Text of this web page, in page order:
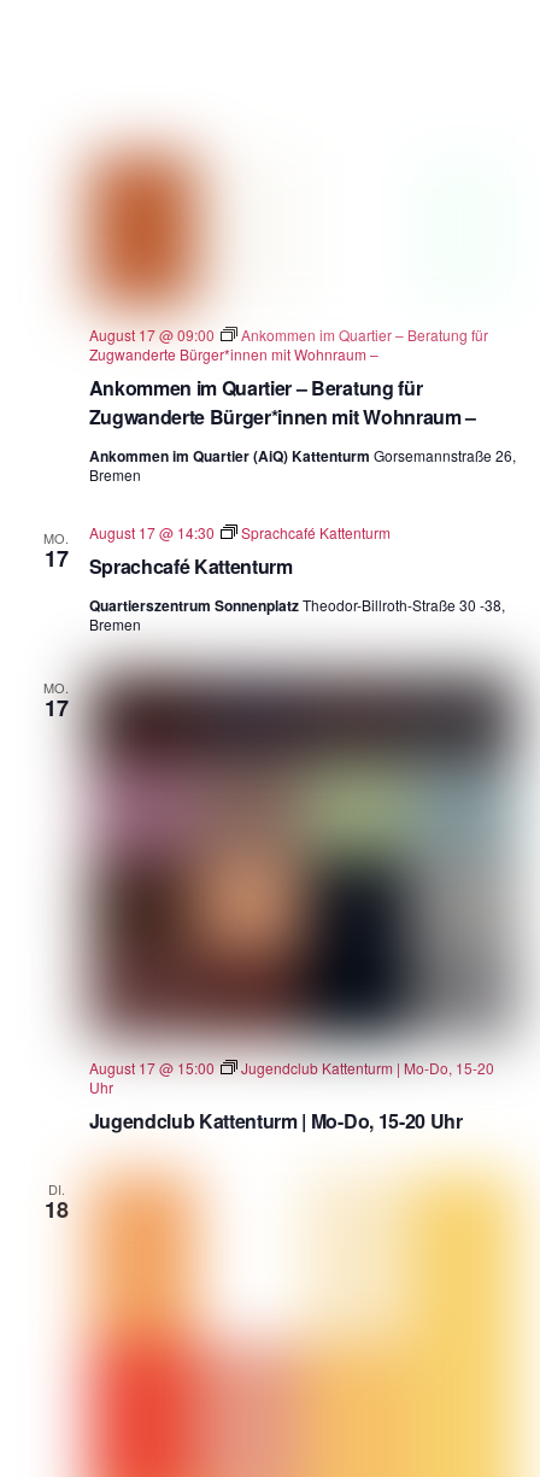
Ankommen im Quartier – Beratung für
Zugwanderte Bürger*innen mit Wohnraum –
August 17 @ 09:00
Ankommen im Quartier – Beratung für
Zugwanderte Bürger*innen mit Wohnraum –
Ankommen im Quartier (AiQ) Kattenturm Gorsemannstraße 26,
Bremen
MO.
17 Sprachcafé Kattenturm
August 17 @ 14:30 Sprachcafé Kattenturm
Quartierszentrum SonnenplatzTheodor-Billroth-Straße 30 -38,
Bremen
MO.
17
Jugendclub Kattenturm | Mo-Do, 15-20 Uhr
August 17 @ 15:00
Jugendclub Kattenturm | Mo-Do, 15-20
Uhr
DI.
18